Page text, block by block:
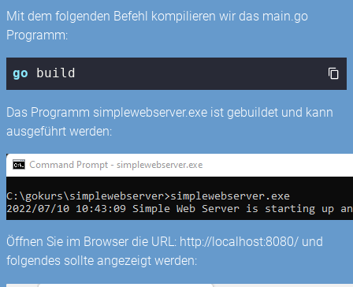
Mit dem folgenden Befehl kompilieren wir das main.go
Programm:
go build
Das Programm simplewebserver.exe ist gebuildet und kann
ausgeführt werden:
Öffnen Sie im Browser die URL: http://localhost:8080/ und
folgendes sollte angezeigt werden: